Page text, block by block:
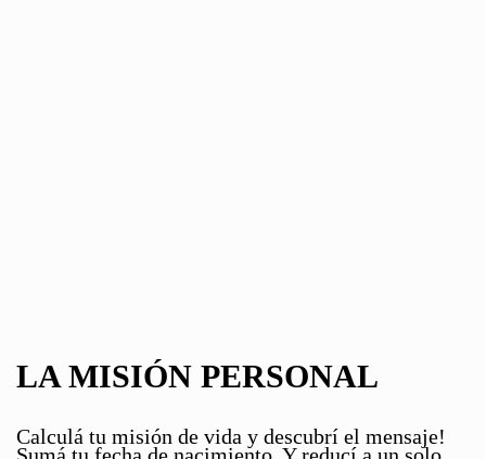
LA MISIÓN PERSONAL
Calculá tu misión de vida y descubrí el mensaje!